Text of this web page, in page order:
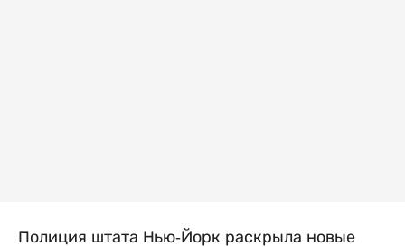
Полиция штата Нью-Йорк раскрыла новые